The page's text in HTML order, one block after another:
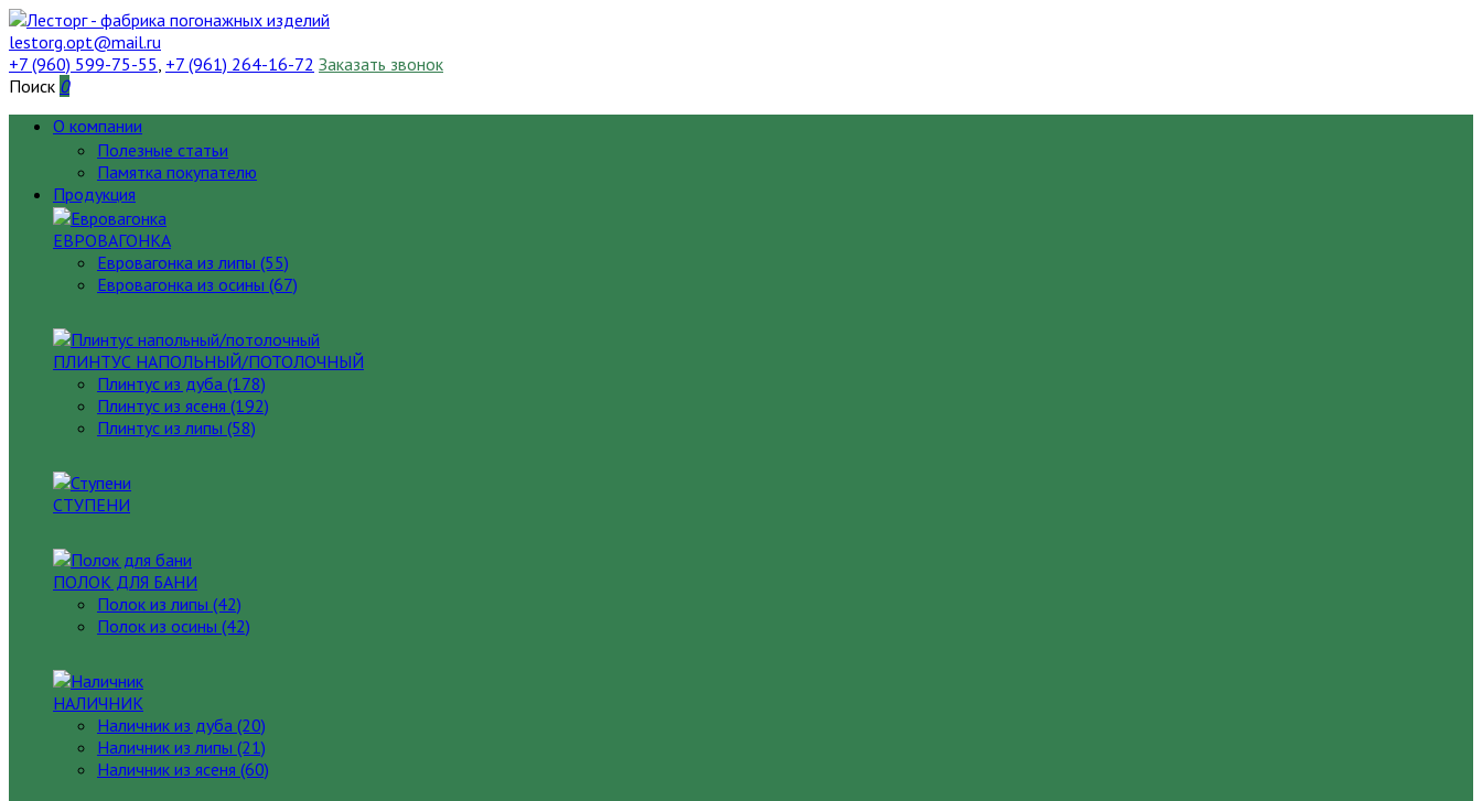
lestorg.opt@mail.ru
+7 (960) 599-75-55, +7 (961) 264-16-72 Заказать звонок
Поиск 0
О компании
Полезные статьи
Памятка покупателю
Продукция
ЕВРОВАГОНКА
Евровагонка из липы (55)
Евровагонка из осины (67)
ПЛИНТУС НАПОЛЬНЫЙ/ПОТОЛОЧНЫЙ
Плинтус из дуба (178)
Плинтус из ясеня (192)
Плинтус из липы (58)
СТУПЕНИ
ПОЛОК ДЛЯ БАНИ
Полок из липы (42)
Полок из осины (42)
НАЛИЧНИК
Наличник из дуба (20)
Наличник из липы (21)
Наличник из ясеня (60)